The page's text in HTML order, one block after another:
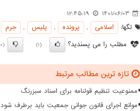
1401/06/03
12:45:19
تگها:
اسلامی , پرونده , پلیس ,
جرم
مطلب را می پسندید؟
(1)
(0)
تازه ترین مطالب مرتبط
ممنوعیت تنظیم قولنامه برای اسناد سبزرنگ
موانع اجرای قانون جوانی جمعیت باید برطرف شود